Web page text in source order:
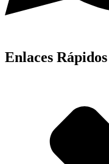
Enlaces Rápidos